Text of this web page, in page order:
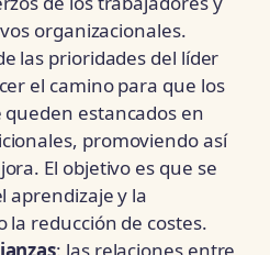
organizacionales.
las prioridades del líder
el camino para que los
estancados en
promoviendo así
El objetivo es que se
aprendizaje y la
la reducción de costes.